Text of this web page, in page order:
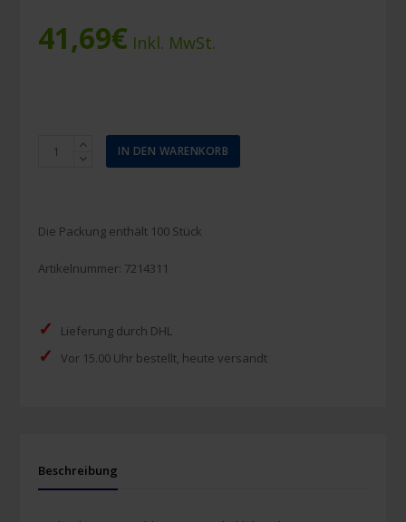
41,69€ Inkl. MwSt.
Leukoplast
Pflaster
5
Menge
IN DEN WARENKORB
Die Packung enthält 100 Stück
Artikelnummer: 7214311
✓ Lieferung durch DHL
✓ Vor 15.00 Uhr bestellt, heute versandt
Beschreibung